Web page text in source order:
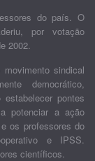
do país. O
por votação
2002.
sindical
democrático,
pontes
potenciar a ação
os professores do
e IPSS.
científicos.